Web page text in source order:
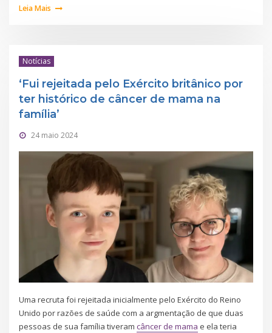
Leia Mais
Notícias
‘Fui rejeitada pelo Exército britânico por
ter histórico de câncer de mama na
família’
24 maio 2024
Uma recruta foi rejeitada inicialmente pelo Exército do Reino
Unido por razões de saúde com a argmentação de que duas
pessoas de sua família tiveramcâncer de mama e ela teria